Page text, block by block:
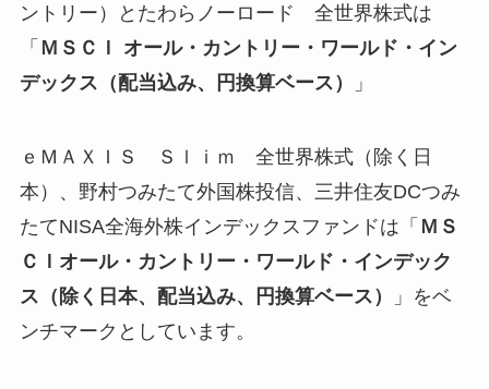
ントリー）とたわらノーロード 全世界株式は
「 ＭＳＣＩ オール・カントリー・ワールド・イン
デックス（配当込み、円換算ベース）
」
ｅＭＡＸＩＳ Ｓｌｉｍ 全世界株式（除く日
本）、野村つみたて外国株投信、三井住友DCつみ
たてNISA全海外株インデックスファンドは「 ＭＳ
ＣＩオール・カントリー・ワールド・インデック
ス（除く日本、配当込み、円換算ベース）
」をベ
ンチマークとしています。